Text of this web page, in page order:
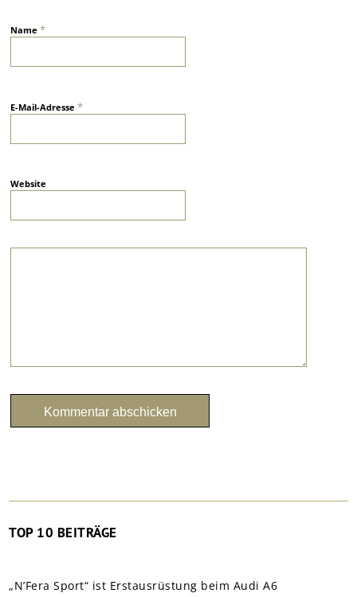
Name*
E-Mail-Adresse*
Website
TOP 10 BEITRÄGE
„N’Fera Sport“ ist Erstausrüstung beim Audi A6